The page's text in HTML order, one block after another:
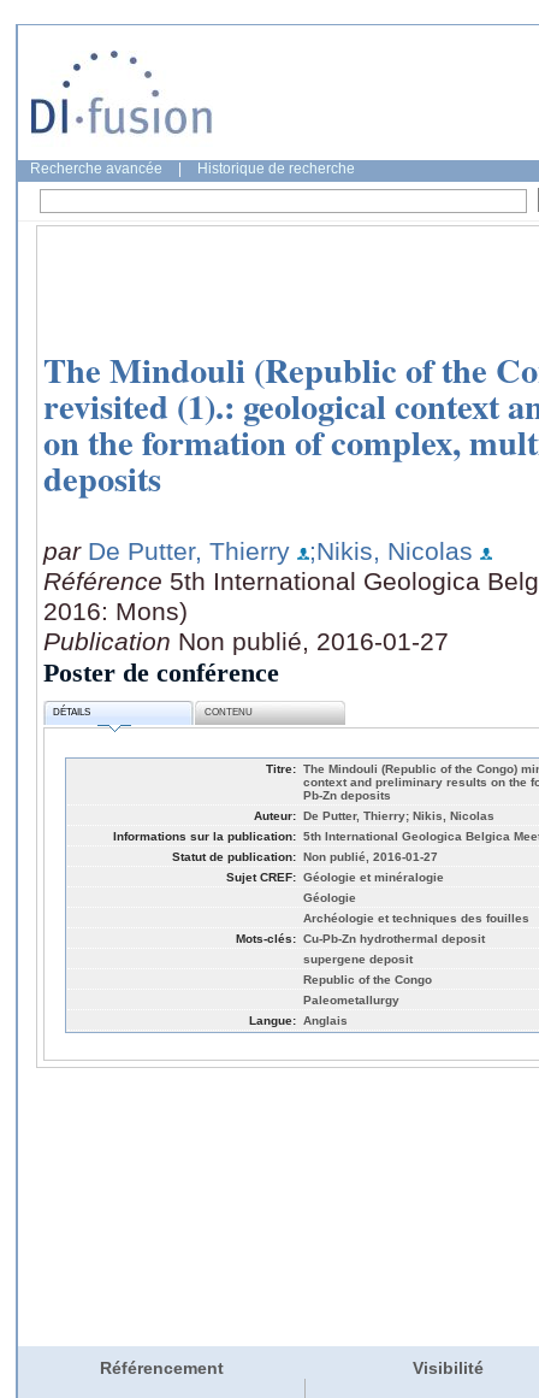
Recherche avancée Historique de recherche
The Mindouli (Republic of the
revisited (1).: geological context
on the formation of complex,
deposits
par De Putter, Thierry
;Nikis, Nicolas
Référence 5th International Geologica
2016: Mons)
Publication Non publié, 2016-01-27
Poster de conférence
DÉTAILS CONTENU
Titre: The Mindouli (Republic of the Congo)
context and preliminary results on the
Pb-Zn deposits
Auteur: De Putter, Thierry; Nikis, Nicolas
Informations sur la publication: 5th International Geologica Belgica
Statut de publication: Non publié, 2016-01-27
Sujet CREF: Géologie et minéralogie
Géologie
Archéologie et techniques des fouilles
Mots-clés: Cu-Pb-Zn hydrothermal deposit
supergene deposit
Republic of the Congo
Paleometallurgy
Langue: Anglais
Référencement Visibilité